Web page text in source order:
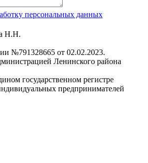
персональных данных
Н.Н.
№791328665 от 02.02.2023.
Ленинского района
государственном регистре
предпринимателей